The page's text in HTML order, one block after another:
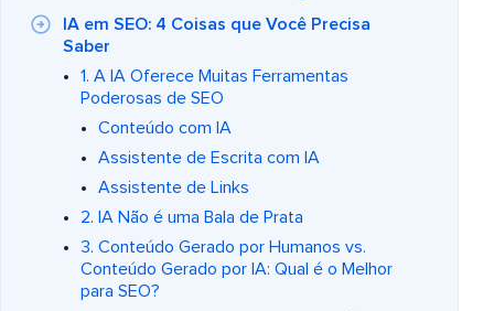
IA em SEO: 4 Coisas que Você Precisa
Saber
1. A IA Oferece Muitas Ferramentas
Poderosas de SEO
Conteúdo com IA
Assistente de Escrita com IA
Assistente de Links
2. IA Não é uma Bala de Prata
3. Conteúdo Gerado por Humanos vs.
Conteúdo Gerado por IA: Qual é o Melhor
para SEO?